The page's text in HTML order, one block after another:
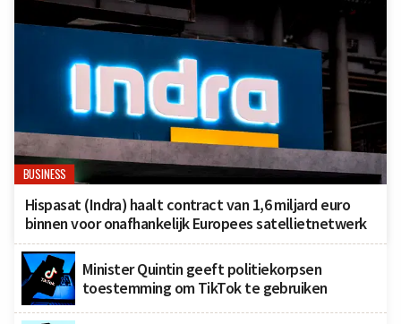
BUSINESS
Hispasat (Indra) haalt contract van 1,6 miljard euro
binnen voor onafhankelijk Europees satellietnetwerk
Minister Quintin geeft politiekorpsen
toestemming om TikTok te gebruiken